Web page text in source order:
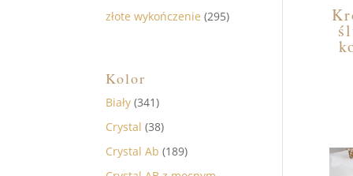
złote wykończenie (295)
Kolor
Biały (341)
Crystal (38)
Crystal Ab (189)